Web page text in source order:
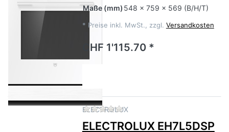
Maße (mm) 548 x 759 x 569 (B/H/T)
* Preise inkl. MwSt., zzgl. Versandkosten
CHF 1'115.70 *
ELECTROLUXZu diesem Produkt liegen
ELECTROLUX EH7L5DSP